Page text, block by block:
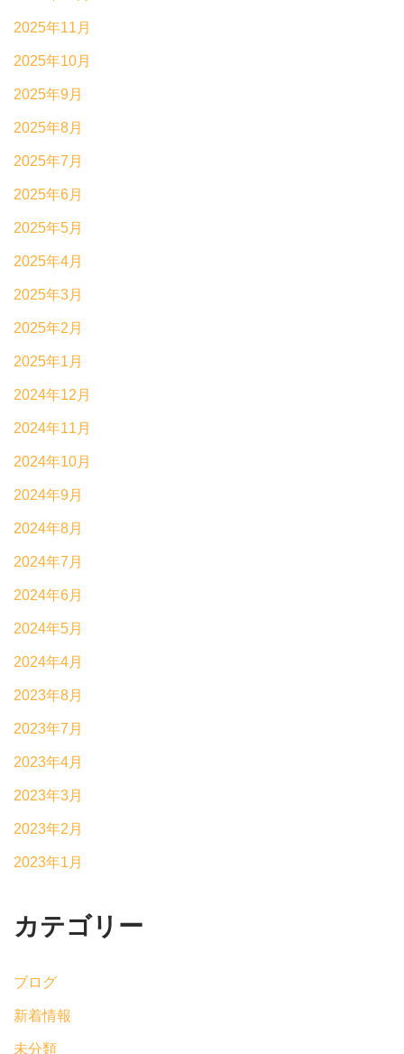
2025年11月
2025年10月
2025年9月
2025年8月
2025年7月
2025年6月
2025年5月
2025年4月
2025年3月
2025年2月
2025年1月
2024年12月
2024年11月
2024年10月
2024年9月
2024年8月
2024年7月
2024年6月
2024年5月
2024年4月
2023年8月
2023年7月
2023年4月
2023年3月
2023年2月
2023年1月
カテゴリー
ブログ
新着情報
未分類